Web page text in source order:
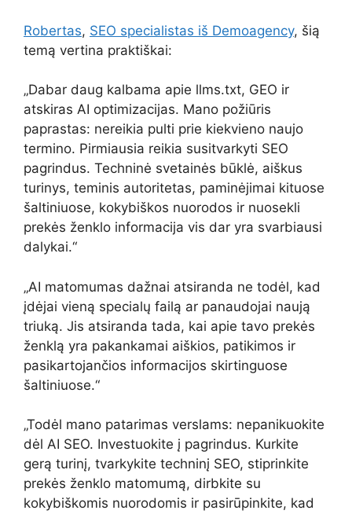
Robertas, SEO specialistas iš Demoagency, šią
temą vertina praktiškai:
„Dabar daug kalbama apie llms.txt, GEO ir
atskiras AI optimizacijas. Mano požiūris
paprastas: nereikia pulti prie kiekvieno naujo
termino. Pirmiausia reikia susitvarkyti SEO
pagrindus. Techninė svetainės būklė, aiškus
turinys, teminis autoritetas, paminėjimai kituose
šaltiniuose, kokybiškos nuorodos ir nuosekli
prekės ženklo informacija vis dar yra svarbiausi
dalykai.“
„AI matomumas dažnai atsiranda ne todėl, kad
įdėjai vieną specialų failą ar panaudojai naują
triuką. Jis atsiranda tada, kai apie tavo prekės
ženklą yra pakankamai aiškios, patikimos ir
pasikartojančios informacijos skirtinguose
šaltiniuose.“
„Todėl mano patarimas verslams: nepanikuokite
dėl AI SEO. Investuokite į pagrindus. Kurkite
gerą turinį, tvarkykite techninį SEO, stiprinkite
prekės ženklo matomumą, dirbkite su
kokybiškomis nuorodomis ir pasirūpinkite, kad